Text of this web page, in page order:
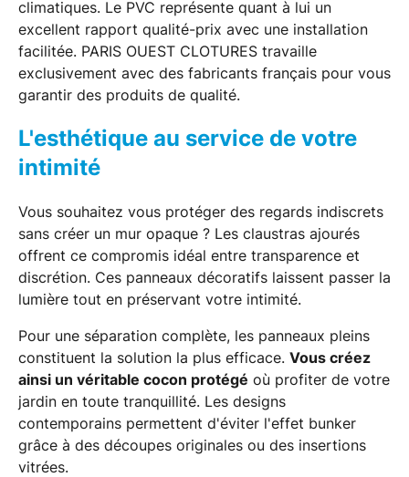
climatiques. Le PVC représente quant à lui un
excellent rapport qualité-prix avec une installation
facilitée. PARIS OUEST CLOTURES travaille
exclusivement avec des fabricants français pour vous
garantir des produits de qualité.
L'esthétique au service de votre
intimité
Vous souhaitez vous protéger des regards indiscrets
sans créer un mur opaque ? Les claustras ajourés
offrent ce compromis idéal entre transparence et
discrétion. Ces panneaux décoratifs laissent passer la
lumière tout en préservant votre intimité.
Pour une séparation complète, les panneaux pleins
constituent la solution la plus efficace. Vous créez
ainsi un véritable cocon protégé où profiter de votre
jardin en toute tranquillité. Les designs
contemporains permettent d'éviter l'effet bunker
grâce à des découpes originales ou des insertions
vitrées.